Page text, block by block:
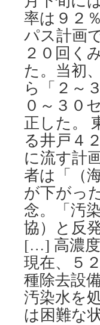
率は９２
パス計画
２０回く
た。当初
ら「２～
０～３０
正した。
る井戸４
に流す計
者は「（
が下がっ
念。「汚
協）と反
[…] 高濃
現在、５
種除去設
汚染水を
は困難な